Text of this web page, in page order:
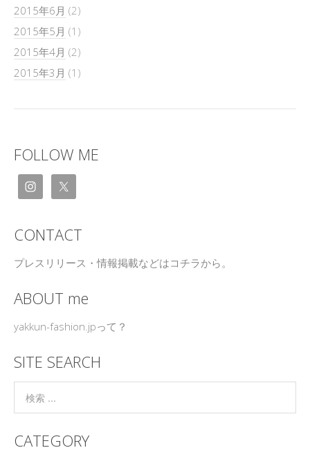
2015年6月 (2)
2015年5月 (1)
2015年4月 (2)
2015年3月 (1)
FOLLOW ME
CONTACT
プレスリリース・情報掲載などはコチラから。
ABOUT me
yakkun-fashion.jpって？
SITE SEARCH
CATEGORY